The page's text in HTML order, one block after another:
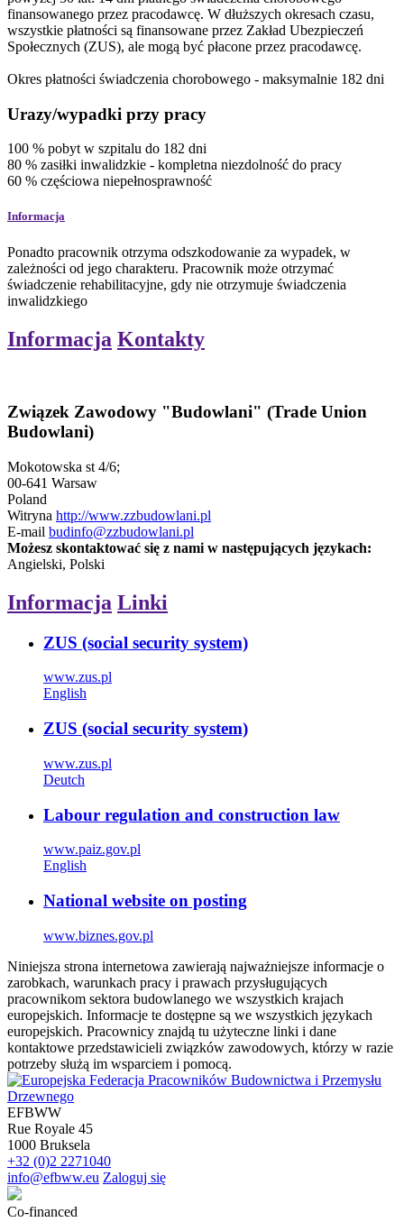
finansowanego przez pracodawcę. W dłuższych okresach czasu,
wszystkie płatności są finansowane przez Zakład Ubezpieczeń
Społecznych (ZUS), ale mogą być płacone przez pracodawcę.
Okres płatności świadczenia chorobowego - maksymalnie 182 dni
Urazy/wypadki przy pracy
100 % pobyt w szpitalu do 182 dni
80 % zasiłki inwalidzkie - kompletna niezdolność do pracy
60 % częściowa niepełnosprawność
Informacja
Ponadto pracownik otrzyma odszkodowanie za wypadek, w
zależności od jego charakteru. Pracownik może otrzymać
świadczenie rehabilitacyjne, gdy nie otrzymuje świadczenia
inwalidzkiego
Informacja Kontakty
Związek Zawodowy "Budowlani" (Trade Union
Budowlani)
Mokotowska st 4/6;
00-641 Warsaw
Poland
Witryna http://www.zzbudowlani.pl
E-mail budinfo@zzbudowlani.pl
Możesz skontaktować się z nami w następujących językach:
Angielski, Polski
Informacja Linki
ZUS (social security system)
www.zus.pl
English
ZUS (social security system)
www.zus.pl
Deutch
Labour regulation and construction law
www.paiz.gov.pl
English
National website on posting
www.biznes.gov.pl
Niniejsza strona internetowa zawierają najważniejsze informacje o
zarobkach, warunkach pracy i prawach przysługujących
pracownikom sektora budowlanego we wszystkich krajach
europejskich. Informacje te dostępne są we wszystkich językach
europejskich. Pracownicy znajdą tu użyteczne linki i dane
kontaktowe przedstawicieli związków zawodowych, którzy w razie
potrzeby służą im wsparciem i pomocą.
EFBWW
Rue Royale 45
1000 Bruksela
+32 (0)2 2271040
info@efbww.eu Zaloguj się
Co-financed